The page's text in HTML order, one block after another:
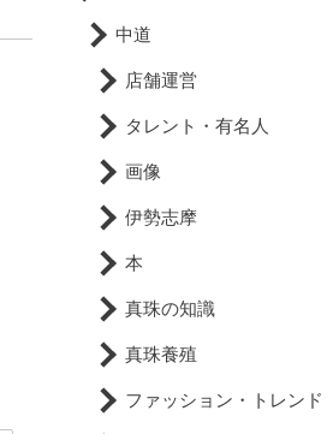
中道
店舗運営
タレント・有名人
画像
伊勢志摩
本
真珠の知識
真珠養殖
ファッション・トレンド